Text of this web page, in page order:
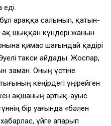
едi.
араққа салынып, қатын-
шыққан күндерi жанын
қимас шағындай қадiрi
такси айдады. Жоспар,
заман. Оның үстiне
кеңiрдегi үңiрейген
ақшаның артық-ауыс
бiр уағында «бәлен
үйге апарып